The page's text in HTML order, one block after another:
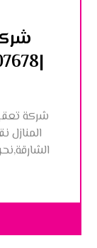
|0545307678| تعقيم المنازل